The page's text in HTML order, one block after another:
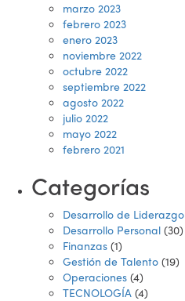
marzo 2023
febrero 2023
enero 2023
noviembre 2022
octubre 2022
septiembre 2022
agosto 2022
julio 2022
mayo 2022
febrero 2021
Categorías
Desarrollo de Liderazgo
Desarrollo Personal (30)
Finanzas (1)
Gestión de Talento (19)
Operaciones (4)
TECNOLOGÍA (4)